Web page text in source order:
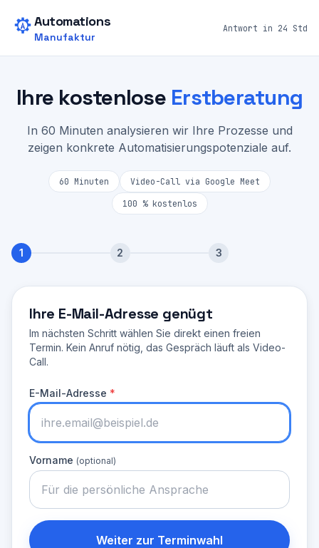
Automations
Manufaktur
Antwort in 24 Std
Ihre kostenlose Erstberatung
In 60 Minuten analysieren wir Ihre Prozesse und
zeigen konkrete Automatisierungspotenziale auf.
60 Minuten Video-Call via Google Meet
100 % kostenlos
1 2 3
Schritt
Ihre E-Mail-Adresse genügt
Im nächsten Schritt wählen Sie direkt einen freien
Termin. Kein Anruf nötig, das Gespräch läuft als Video-
Call.
E-Mail-Adresse *
Vorname (optional)
Weiter zur Terminwahl